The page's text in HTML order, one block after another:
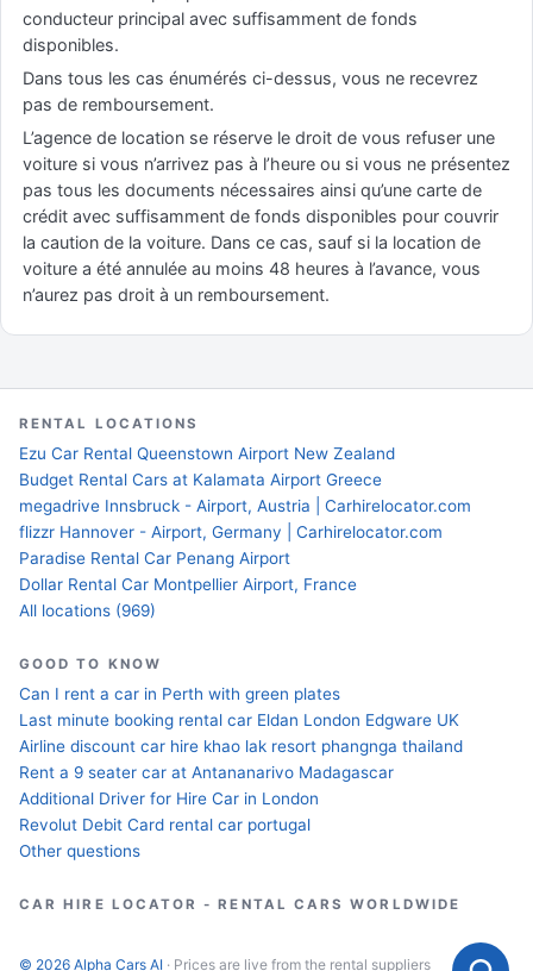
conducteur principal avec suffisamment de fonds
disponibles.
Dans tous les cas énumérés ci-dessus, vous ne recevrez
pas de remboursement.
L’agence de location se réserve le droit de vous refuser une
voiture si vous n’arrivez pas à l’heure ou si vous ne présentez
pas tous les documents nécessaires ainsi qu’une carte de
crédit avec suffisamment de fonds disponibles pour couvrir
la caution de la voiture. Dans ce cas, sauf si la location de
voiture a été annulée au moins 48 heures à l’avance, vous
n’aurez pas droit à un remboursement.
RENTAL LOCATIONS
Ezu Car Rental Queenstown Airport New Zealand
Budget Rental Cars at Kalamata Airport Greece
megadrive Innsbruck - Airport, Austria | Carhirelocator.com
flizzr Hannover - Airport, Germany | Carhirelocator.com
Paradise Rental Car Penang Airport
Dollar Rental Car Montpellier Airport, France
All locations (969)
GOOD TO KNOW
Can I rent a car in Perth with green plates
Last minute booking rental car Eldan London Edgware UK
Airline discount car hire khao lak resort phangnga thailand
Rent a 9 seater car at Antananarivo Madagascar
Additional Driver for Hire Car in London
Revolut Debit Card rental car portugal
Other questions
CAR HIRE LOCATOR - RENTAL CARS WORLDWIDE
© 2026 Alpha Cars AI · Prices are live from the rental suppliers